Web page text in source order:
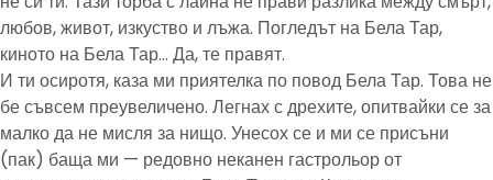
любов, живот, изкуство и лъжа. Погледът на Бела Тар,
киното на Бела Тар… Да, те правят.
И ти осиротя, каза ми приятелка по повод Бела Тар. Това не
бе съвсем преувеличено. Легнах с дрехите, опитвайки се за
малко да не мисля за нищо. Унесох се и ми се присъни
(пак) баща ми — редовно неканен гастрольор от